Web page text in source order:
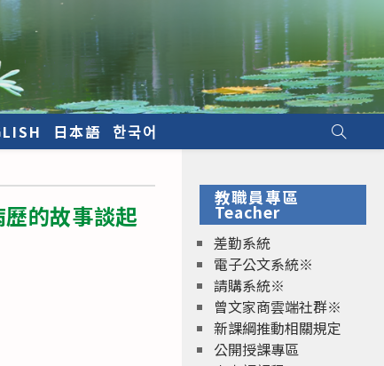
日本語 한국어
的故事談起
教職員專區
Teacher
差勤系統
電子公文系統※
請購系統※
曾文家商雲端社群※
新課綱推動相關規定
公開授課專區